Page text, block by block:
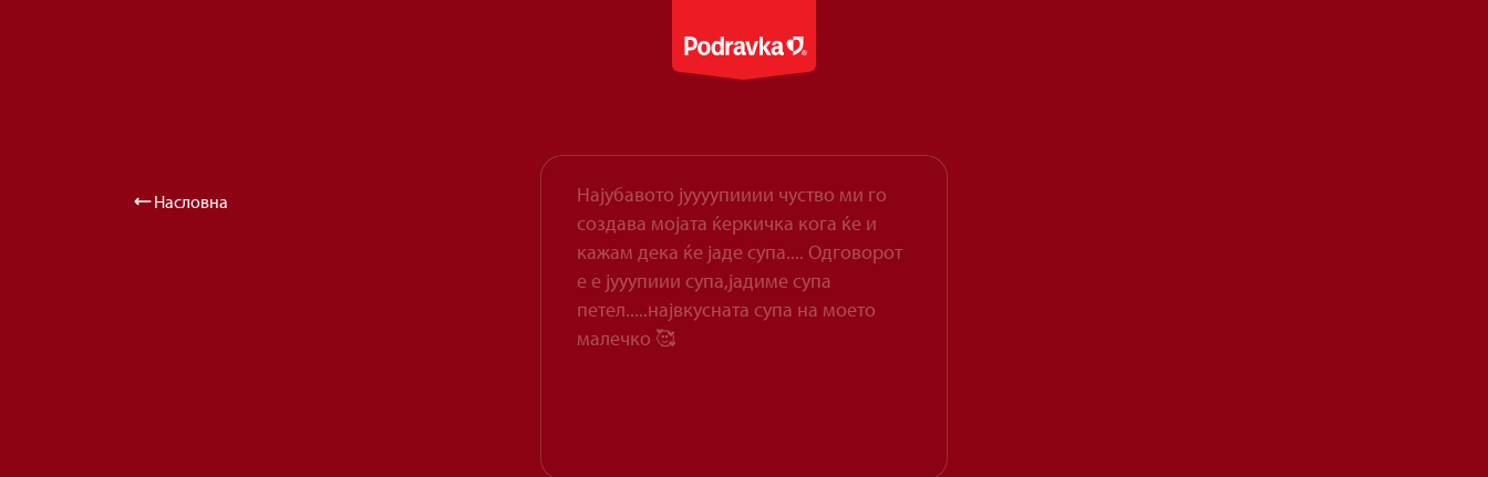
Насловна